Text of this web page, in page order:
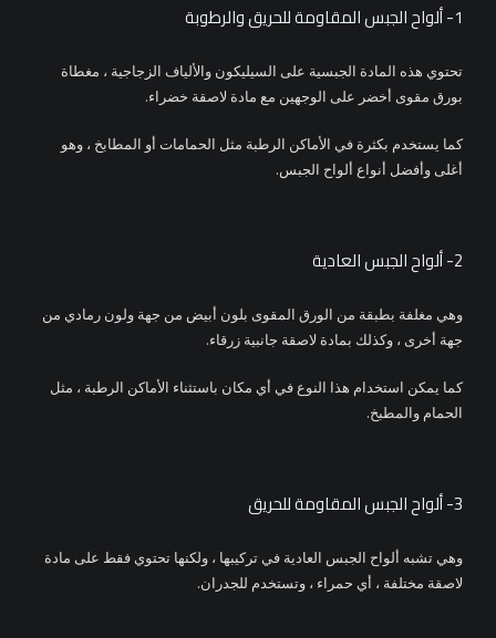
1- ألواح الجبس المقاومة للحريق والرطوبة
تحتوي هذه المادة الجبسية على السيليكون والألياف الزجاجية ، مغطاة
بورق مقوى أخضر على الوجهين مع مادة لاصقة خضراء.
كما يستخدم بكثرة في الأماكن الرطبة مثل الحمامات أو المطابخ ، وهو
أغلى وأفضل أنواع ألواح الجبس.
2- ألواح الجبس العادية
وهي مغلفة بطبقة من الورق المقوى بلون أبيض من جهة ولون رمادي من
جهة أخرى ، وكذلك بمادة لاصقة جانبية زرقاء.
كما يمكن استخدام هذا النوع في أي مكان باستثناء الأماكن الرطبة ، مثل
الحمام والمطبخ.
3- ألواح الجبس المقاومة للحريق
وهي تشبه ألواح الجبس العادية في تركيبها ، ولكنها تحتوي فقط على مادة
لاصقة مختلفة ، أي حمراء ، وتستخدم للجدران.